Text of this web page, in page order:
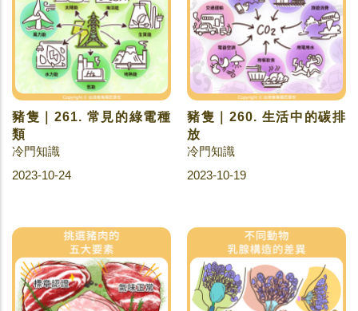
豬隻｜261. 常見的綠電種
類
冷門知識
2023-10-24
豬隻｜260. 生活中的碳排
放
冷門知識
2023-10-19